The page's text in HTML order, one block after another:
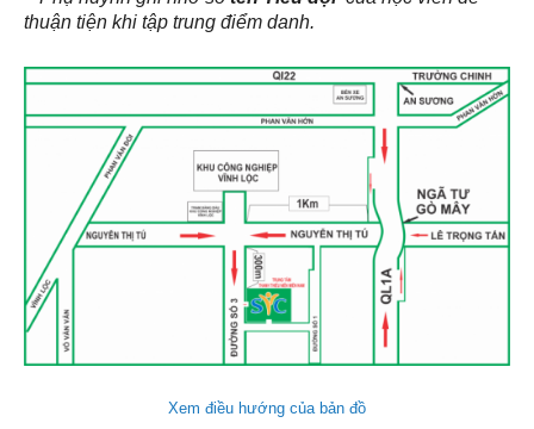
thuận tiện khi tập trung điểm danh.
Xem điều hướng của bản đồ